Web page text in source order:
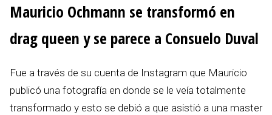
Mauricio Ochmann se transformó en
drag queen y se parece a Consuelo Duval
Fue a través de su cuenta de Instagram que Mauricio
publicó una fotografía en donde se le veía totalmente
transformado y esto se debió a que asistió a una master